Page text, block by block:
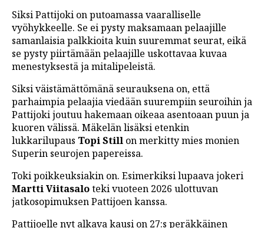
Siksi Pattijoki on putoamassa vaaralliselle
vyöhykkeelle. Se ei pysty maksamaan pelaajille
samanlaisia palkkioita kuin suuremmat seurat, eikä
se pysty piirtämään pelaajille uskottavaa kuvaa
menestyksestä ja mitalipeleistä.
Siksi väistämättömänä seurauksena on, että
parhaimpia pelaajia viedään suurempiin seuroihin ja
Pattijoki joutuu hakemaan oikeaa asentoaan puun ja
kuoren välissä. Mäkelän lisäksi etenkin
lukkarilupaus Topi Still on merkitty mies monien
Superin seurojen papereissa.
Toki poikkeuksiakin on. Esimerkiksi lupaava jokeri
Martti Viitasaloteki vuoteen 2026 ulottuvan
jatkosopimuksen Pattijoen kanssa.
Pattijoelle nyt alkava kausi on 27:s peräkkäinen